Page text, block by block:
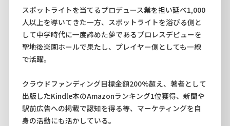
スポットライトを当てるプロデュース業を担い延べ1,000
人以上を導いてきた一方、スポットライトを浴びる側と
して中学時代に一度諦めた夢であるプロレスデビューを
聖地後楽園ホールで果たし、プレイヤー側としても一線
で活躍。
クラウドファンディング目標金額200%超え、著者として
出版したKindle本のAmazonランキング1位獲得、新聞や
駅前広告への掲載で認知を得る等、マーケティングを自
身の活動にも活かしている。